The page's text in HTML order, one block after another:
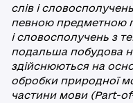
слів і
певною предметною
і словосполучень з
подальша побудова
здійснюються на
обробки природної
частини мови (Part-